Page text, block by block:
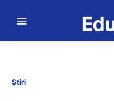
Știri